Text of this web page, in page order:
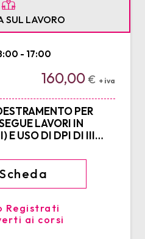
SUL LAVORO
- 17:00
160,00€ + iva
PER
LAVORI IN
E USO DI DPI DI III
Registrati
ai corsi